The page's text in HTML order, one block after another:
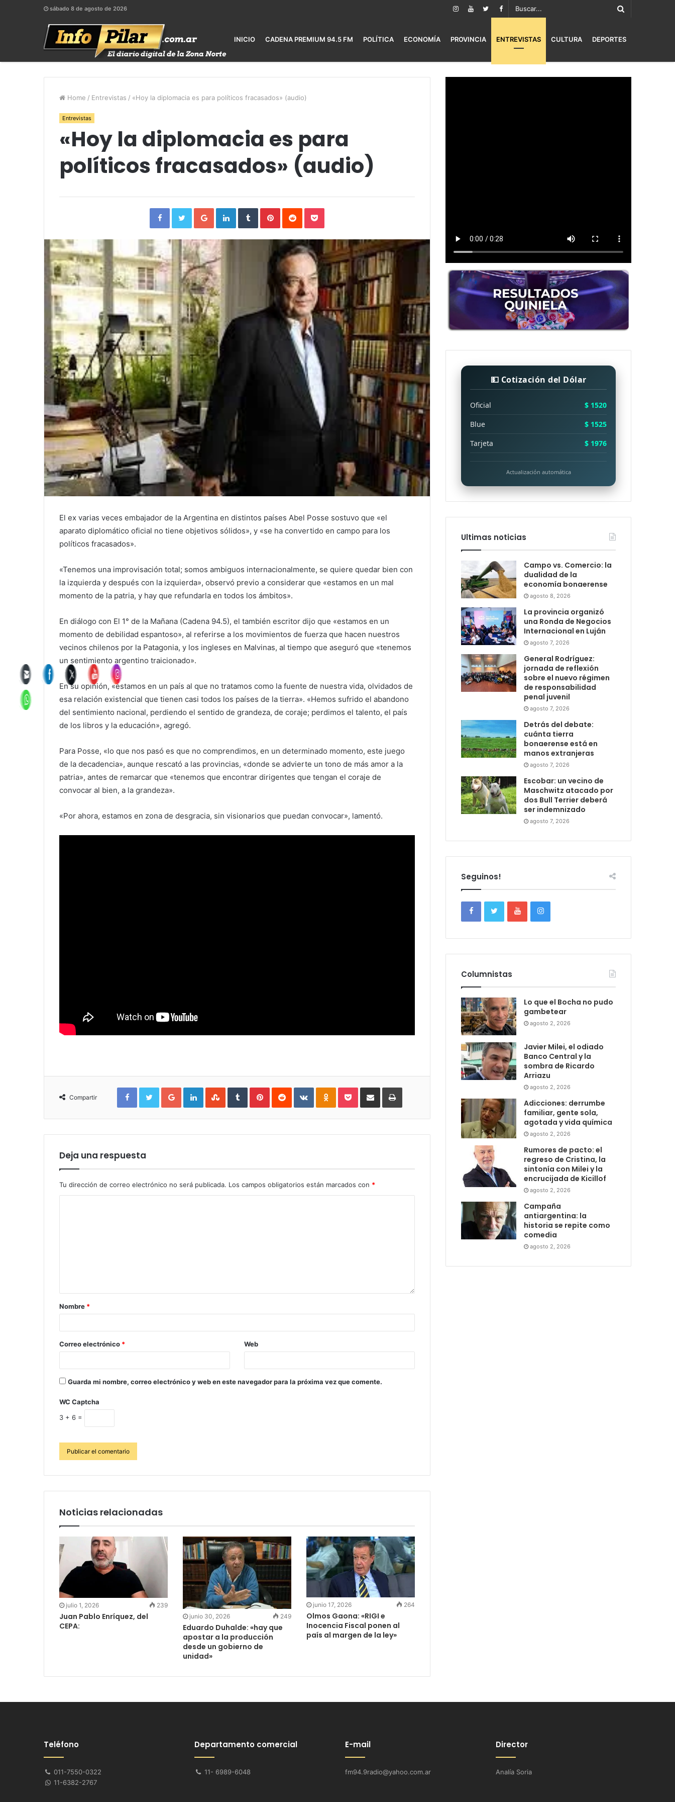
sábado 8 de agosto de 2026
INICIO CADENA PREMIUM 94.5 FM POLÍTICA ECONOMÍA PROVINCIA ENTREVISTAS CULTURA DEPORTES
Home / Entrevistas / «Hoy la diplomacia es para políticos fracasados» (audio)
Entrevistas
«Hoy la diplomacia es para
políticos fracasados» (audio)
FacebookTwitterGoogle+LinkedInTumblrPinterestReddit Pocket
El ex varias veces embajador de la Argentina en distintos países Abel Posse sostuvo que «el
aparato diplomático oficial no tiene objetivos sólidos», y «se ha convertido en campo para los
políticos fracasados».
«Tenemos una improvisación total; somos ambiguos internacionalmente, se quiere quedar bien con
la izquierda y después con la izquierda», observó previo a considerar que «estamos en un mal
momento de la patria, y hay que refundarla en todos los ámbitos».
En diálogo con El 1° de la Mañana (Cadena 94.5), el también escritor dijo que «estamos en un
momento de debilidad espantoso», al referirse a los movimientos de fuerza que hacen nuestros
vecinos chilenos por la Patagonia, y los ingleses en Malvinas, al tiempo que aseguró que «tenemos
un sentimiento argentino traicionado».
En su opinión, «estamos en un país al que no tratamos como la fuente de nuestra vida, olvidados de
esa relación existencial que tienen casi todos los países de la tierra». «Hemos sufrido el abandono
del sentimiento nacional, perdiendo el sentido de grandeza, de coraje; perdimos el talento, el país
de los libros y la educación», agregó.
Para Posse, «lo que nos pasó es que no comprendimos, en un determinado momento, este juego
de la decadencia», aunque rescató a las provincias, «donde se advierte un tono de más amor a la
patria», antes de remarcar que «tenemos que encontrar dirigentes que tengan el coraje de
convocar al bien, a la grandeza».
«Por ahora, estamos en zona de desgracia, sin visionarios que puedan convocar», lamentó.
Compartir
FacebookTwitterGoogle+LinkedInStumbleUpon
TumblrPinterestReddit VKontakteOdnoklassniki
PocketShare
Email
Print
Deja una respuesta
Tu dirección de correo electrónico no será publicada. Los campos obligatorios están marcados con *
Nombre *
Correo electrónico * Web
Guarda mi nombre, correo electrónico y web en este navegador para la próxima vez que comente.
WC Captcha
3 + 6 =
Noticias relacionadas
julio 1, 2026 239
Juan Pablo Enríquez, del
CEPA:
junio 30, 2026 249
Eduardo Duhalde: «hay que
apostar a la producción
desde un gobierno de
unidad»
junio 17, 2026 264
Olmos Gaona: «RIGI e
Inocencia Fiscal ponen al
país al margen de la ley»
💵 Cotización del Dólar
Oficial
$ 1520
Blue
$ 1525
Tarjeta
$ 1976
Actualización automática
Ultimas noticias
Campo vs. Comercio: la
dualidad de la
economía bonaerense
agosto 8, 2026
La provincia organizó
una Ronda de Negocios
Internacional en Luján
agosto 7, 2026
General Rodríguez:
jornada de reflexión
sobre el nuevo régimen
de responsabilidad
penal juvenil
agosto 7, 2026
Detrás del debate:
cuánta tierra
bonaerense está en
manos extranjeras
agosto 7, 2026
Escobar: un vecino de
Maschwitz atacado por
dos Bull Terrier deberá
ser indemnizado
agosto 7, 2026
Seguinos!
Columnistas
Lo que el Bocha no pudo
gambetear
agosto 2, 2026
Javier Milei, el odiado
Banco Central y la
sombra de Ricardo
Arriazu
agosto 2, 2026
Adicciones: derrumbe
familiar, gente sola,
agotada y vida química
agosto 2, 2026
Rumores de pacto: el
regreso de Cristina, la
sintonía con Milei y la
encrucijada de Kicillof
agosto 2, 2026
Campaña
antiargentina: la
historia se repite como
comedia
agosto 2, 2026
Teléfono
011-7550-0322
11-6382-2767
Departamento comercial
11- 6989-6048
E-mail
fm94.9radio@yahoo.com.ar
Director
Analía Soria